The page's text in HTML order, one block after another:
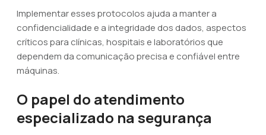
Implementar esses protocolos ajuda a manter a
confidencialidade e a integridade dos dados, aspectos
críticos para clínicas, hospitais e laboratórios que
dependem da comunicação precisa e confiável entre
máquinas.
O papel do atendimento
especializado na segurança